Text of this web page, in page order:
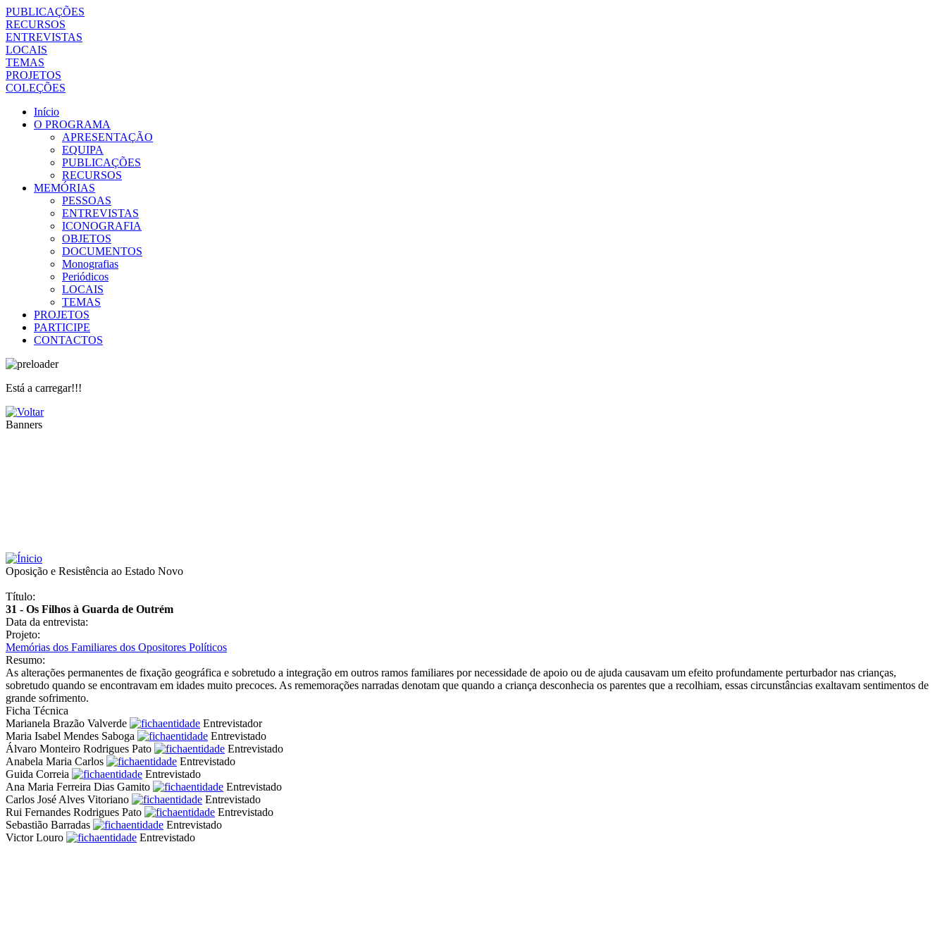
PUBLICAÇÕES
RECURSOS
ENTREVISTAS
LOCAIS
TEMAS
PROJETOS
COLEÇÕES
Início
O PROGRAMA
APRESENTAÇÃO
EQUIPA
PUBLICAÇÕES
RECURSOS
MEMÓRIAS
PESSOAS
ENTREVISTAS
ICONOGRAFIA
OBJETOS
DOCUMENTOS
Monografias
Periódicos
LOCAIS
TEMAS
PROJETOS
PARTICIPE
CONTACTOS
Está a carregar!!!
Banners
Oposição e Resistência ao Estado Novo
Título:
31 - Os Filhos à Guarda de Outrém
Data da entrevista:
Projeto:
Memórias dos Familiares dos Opositores Políticos
Resumo:
As alterações permanentes de fixação geográfica e sobretudo a integração em outros ramos familiares por necessidade de apoio ou de ajuda causavam um efeito profundamente perturbador nas crianças,
sobretudo quando se encontravam em idades muito precoces. As rememorações narradas denotam que quando a criança desconhecia os parentes que a recolhiam, essas circunstâncias exaltavam sentimentos de
grande sofrimento.
Ficha Técnica
Marianela Brazão Valverde
Entrevistador
Maria Isabel Mendes Saboga
Entrevistado
Álvaro Monteiro Rodrigues Pato
Entrevistado
Anabela Maria Carlos
Entrevistado
Guida Correia
Entrevistado
Ana Maria Ferreira Dias Gamito
Entrevistado
Carlos José Alves Vitoriano
Entrevistado
Rui Fernandes Rodrigues Pato
Entrevistado
Sebastião Barradas
Entrevistado
Victor Louro
Entrevistado